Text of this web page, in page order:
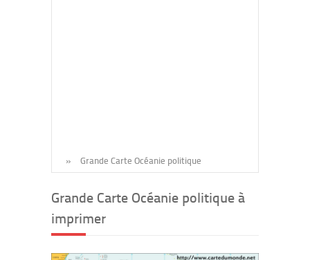
» Grande Carte Océanie politique
Grande Carte Océanie politique à
imprimer